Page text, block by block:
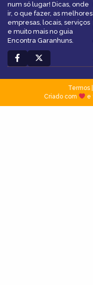
num só lugar! Dicas, onde
ir, o que fazer, as melhores
empresas, locais, serviços
e muito mais no guia
Encontra Garanhuns.
Termos|
Criado com
e